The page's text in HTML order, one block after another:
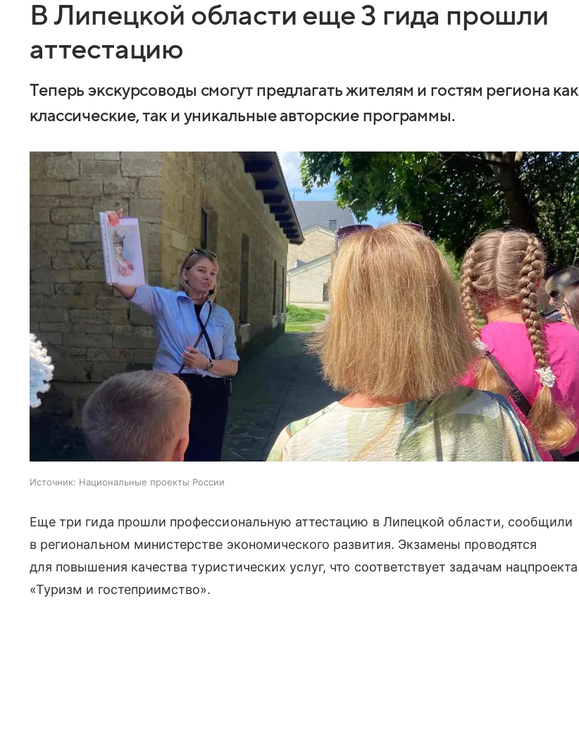
В Липецкой области еще 3 гида прошли
аттестацию
Теперь экскурсоводы смогут предлагать жителям и гостям региона как
классические, так и уникальные авторские программы.
Источник: Национальные проекты России
Еще три гида прошли профессиональную аттестацию в Липецкой области, сообщили
в региональном министерстве экономического развития. Экзамены проводятся
для повышения качества туристических услуг, что соответствует задачам нацпроекта
«Туризм и гостеприимство».